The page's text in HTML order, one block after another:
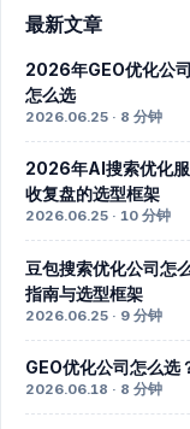
最新文章
2026年GEO优化公
怎么选
2026.06.25 · 8 分钟
2026年AI搜索优化
收复盘的选型框架
2026.06.25 · 10 分钟
豆包搜索优化公司怎
指南与选型框架
2026.06.25 · 9 分钟
GEO优化公司怎么
2026.06.18 · 8 分钟